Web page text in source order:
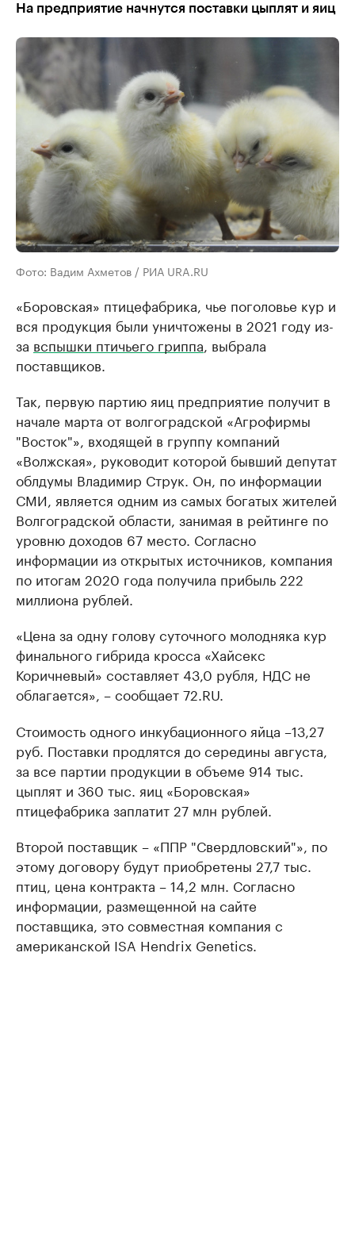
На предприятие начнутся поставки цыплят и яиц
Фото: Вадим Ахметов / РИА URA.RU
«Боровская» птицефабрика, чье поголовье кур и
вся продукция были уничтожены в 2021 году из-
за вспышки птичьего гриппа , выбрала
поставщиков.
Так, первую партию яиц предприятие получит в
начале марта от волгоградской «Агрофирмы
"Восток"», входящей в группу компаний
«Волжская», руководит которой бывший депутат
облдумы Владимир Струк. Он, по информации
СМИ, является одним из самых богатых жителей
Волгоградской области, занимая в рейтинге по
уровню доходов 67 место. Согласно
информации из открытых источников, компания
по итогам 2020 года получила прибыль 222
миллиона рублей.
«Цена за одну голову суточного молодняка кур
финального гибрида кросса «Хайсекс
Коричневый» составляет 43,0 рубля, НДС не
облагается», – сообщает 72.RU.
Стоимость одного инкубационного яйца –13,27
руб. Поставки продлятся до середины августа,
за все партии продукции в объеме 914 тыс.
цыплят и 360 тыс. яиц «Боровская»
птицефабрика заплатит 27 млн рублей.
Второй поставщик – «ППР "Свердловский"», по
этому договору будут приобретены 27,7 тыс.
птиц, цена контракта – 14,2 млн. Согласно
информации, размещенной на сайте
поставщика, это совместная компания с
американской ISA Hendrix Genetics.